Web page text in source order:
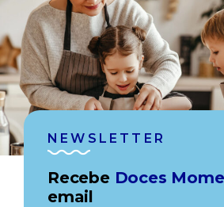
NEWSLETTER
Recebe Doces
email